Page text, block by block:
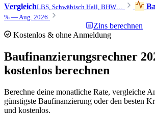
VergleichLBS, Schwäbisch Hall, BHW…
% — Aug. 2026
Zins berechnen
Kostenlos & ohne Anmeldung
Baufinanzierungsrechner
kostenlos berechnen
Berechne deine monatliche Rate, vergleiche
günstigste Baufinanzierung oder den besten
und kostenlos.